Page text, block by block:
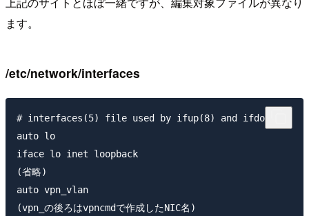
ます。
/etc/network/interfaces
# interfaces(5) file used by ifup(8) and ifdown(8)
auto lo
iface lo inet loopback
(省略)
auto vpn_vlan
(vpn_の後ろはvpncmdで作成したNIC名)